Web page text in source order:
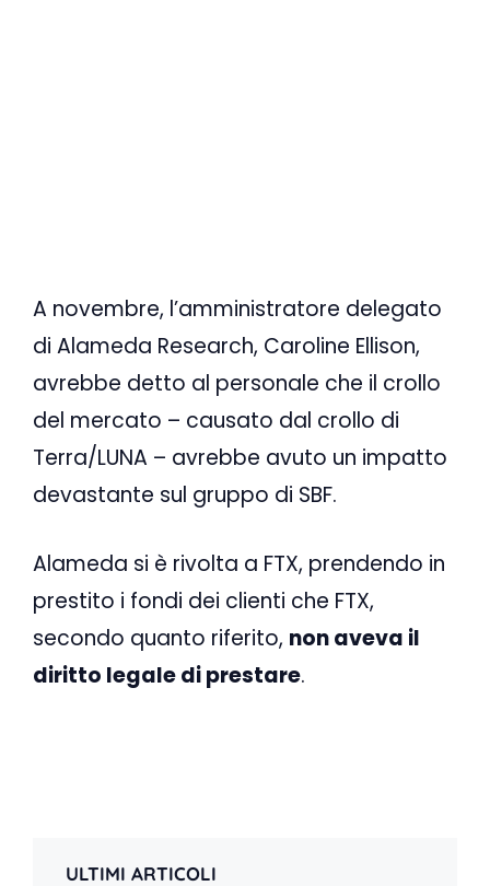
A novembre, l’amministratore delegato
di Alameda Research, Caroline Ellison,
avrebbe detto al personale che il crollo
del mercato – causato dal crollo di
Terra/LUNA – avrebbe avuto un impatto
devastante sul gruppo di SBF.
Alameda si è rivolta a FTX, prendendo in
prestito i fondi dei clienti che FTX,
secondo quanto riferito, non aveva il
diritto legale di prestare.
ULTIMI ARTICOLI